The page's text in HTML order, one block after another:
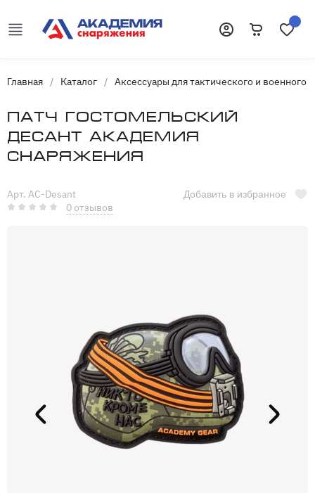
Главная / Каталог / Аксессуары для тактического и военного
Патч Гостомельский
десант Академия
Снаряжения
Арт. AC-Desant
0 отзывов
Добавить в избранное